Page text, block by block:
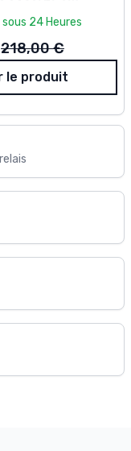
24 Heures
Ancien prix
218,00 €
le produit